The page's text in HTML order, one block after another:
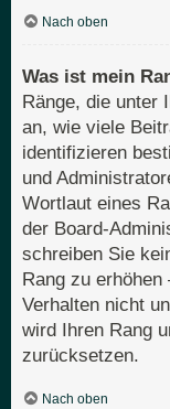
Nach oben
Was ist mein
Ränge, die unter
an, wie viele
identifizieren
und
Wortlaut eines
der Board-
schreiben Sie
Rang zu
Verhalten nicht
wird Ihren Rang
zurücksetzen.
Nach oben